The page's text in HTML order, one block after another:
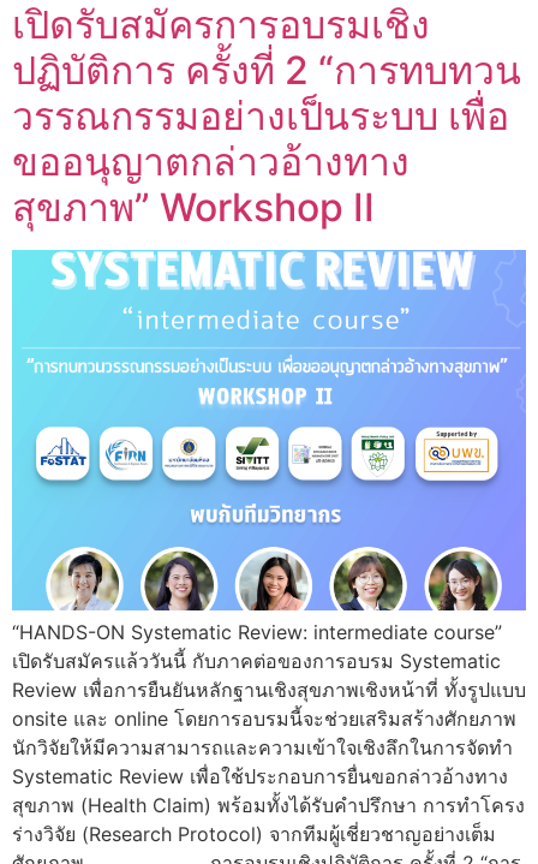
เปิดรับสมัครการอบรมเชิง
ปฏิบัติการ ครั้งที่ 2 “การทบทวน
วรรณกรรมอย่างเป็นระบบ เพื่อ
ขออนุญาตกล่าวอ้างทาง
สุขภาพ” Workshop II
“HANDS-ON Systematic Review: intermediate course”
เปิดรับสมัครแล้ววันนี้ กับภาคต่อของการอบรม Systematic
Review เพื่อการยืนยันหลักฐานเชิงสุขภาพเชิงหน้าที่ ทั้งรูปแบบ
onsite และ online โดยการอบรมนี้จะช่วยเสริมสร้างศักยภาพ
นักวิจัยให้มีความสามารถและความเข้าใจเชิงลึกในการจัดทำ
Systematic Review เพื่อใช้ประกอบการยื่นขอกล่าวอ้างทาง
สุขภาพ (Health Claim) พร้อมทั้งได้รับคำปรึกษา การทำโครง
ร่างวิจัย (Research Protocol) จากทีมผู้เชี่ยวชาญอย่างเต็ม